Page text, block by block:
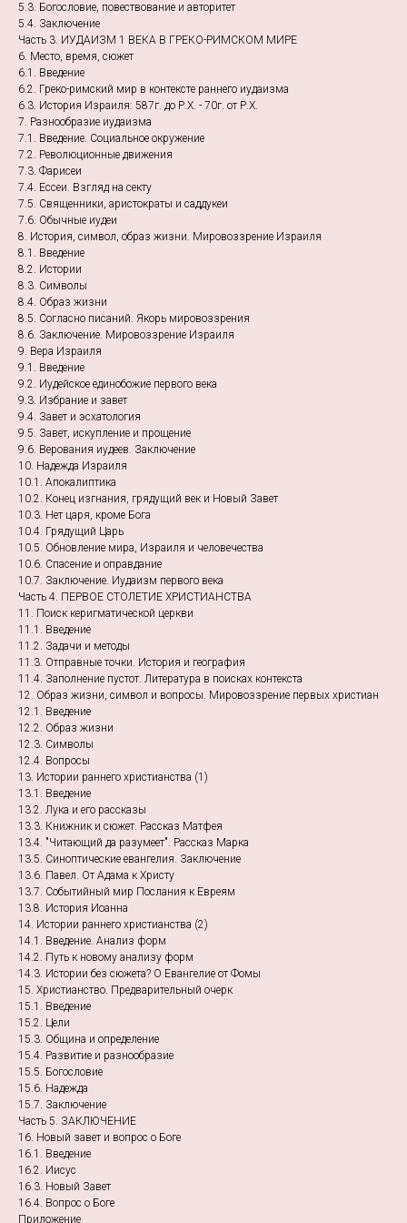
5.3. Богословие, повествование и авторитет
5.4. Заключение
Часть 3. ИУДАИЗМ 1 ВЕКА В ГРЕКО-РИМСКОМ МИРЕ
6. Место, время, сюжет
6.1. Введение
6.2. Греко-римский мир в контексте раннего иудаизма
6.3. История Израиля: 587г. до Р.Х. - 70г. от Р.Х.
7. Разнообразие иудаизма
7.1. Введение. Социальное окружение
7.2. Революционные движения
7.3. Фарисеи
7.4. Ессеи. Взгляд на секту
7.5. Священники, аристократы и саддукеи
7.6. Обычные иудеи
8. История, символ, образ жизни. Мировоззрение Израиля
8.1. Введение
8.2. Истории
8.3. Символы
8.4. Образ жизни
8.5. Согласно писаний. Якорь мировоззрения
8.6. Заключение. Мировоззрение Израиля
9. Вера Израиля
9.1. Введение
9.2. Иудейское единобожие первого века
9.3. Избрание и завет
9.4. Завет и эсхатология
9.5. Завет, искупление и прощение
9.6. Верования иудеев. Заключение
10. Надежда Израиля
10.1. Апокалиптика
10.2. Конец изгнания, грядущий век и Новый Завет
10.3. Нет царя, кроме Бога
10.4. Грядущий Царь
10.5. Обновление мира, Израиля и человечества
10.6. Спасение и оправдание
10.7. Заключение. Иудаизм первого века
Часть 4. ПЕРВОЕ СТОЛЕТИЕ ХРИСТИАНСТВА
11. Поиск керигматической церкви
11.1. Введение
11.2. Задачи и методы
11.3. Отправные точки. История и география
11.4. Заполнение пустот. Литература в поисках контекста
12. Образ жизни, символ и вопросы. Мировоззрение первых христиан
12.1. Введение
12.2. Образ жизни
12.3. Символы
12.4. Вопросы
13. Истории раннего христианства (1)
13.1. Введение
13.2. Лука и его рассказы
13.3. Книжник и сюжет. Рассказ Матфея
13.4. "Читающий да разумеет". Рассказ Марка
13.5. Синоптические евангелия. Заключение
13.6. Павел. От Адама к Христу
13.7. Событийный мир Послания к Евреям
13.8. История Иоанна
14. Истории раннего христианства (2)
14.1. Введение. Анализ форм
14.2. Путь к новому анализу форм
14.3. Истории без сюжета? О Евангелие от Фомы
15. Христианство. Предварительный очерк
15.1. Введение
15.2. Цели
15.3. Община и определение
15.4. Развитие и разнообразие
15.5. Богословие
15.6. Надежда
15.7. Заключение
Часть 5. ЗАКЛЮЧЕНИЕ
16. Новый завет и вопрос о Боге
16.1. Введение
16.2. Иисус
16.3. Новый Завет
16.4. Вопрос о Боге
Приложение